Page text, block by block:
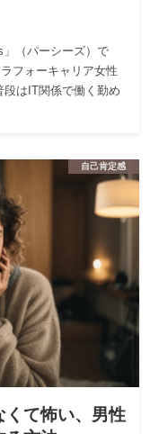
」（パーシーズ）で
フォーキャリア女性
はIT関係で働く勤め
自己肯定感
くて怖い、男性